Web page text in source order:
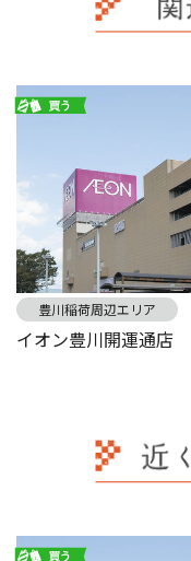
豊川稲荷周辺エリア
イオン豊川開運通店